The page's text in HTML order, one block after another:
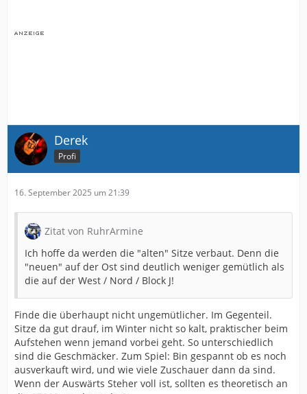
Derek
Profi
16. September 2025 um 21:39
Zitat von RuhrArmine
Ich hoffe da werden die "alten" Sitze verbaut. Denn die
"neuen" auf der Ost sind deutlich weniger gemütlich als
die auf der West / Nord / Block J!
Finde die überhaupt nicht ungemütlicher. Im Gegenteil.
Sitze da gut drauf, im Winter nicht so kalt, praktischer beim
Aufstehen wenn jemand vorbei geht. So unterschiedlich
sind die Geschmäcker. Zum Spiel: Bin gespannt ob es noch
ausverkauft wird, und wie viele Zuschauer dann da sind.
Wenn der Auswärts Steher voll ist, sollten es theoretisch an